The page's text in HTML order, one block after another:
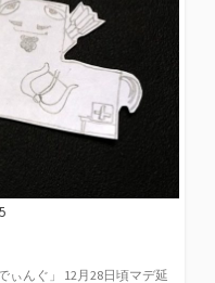
ぃんぐ」 12月28日頃マデ延